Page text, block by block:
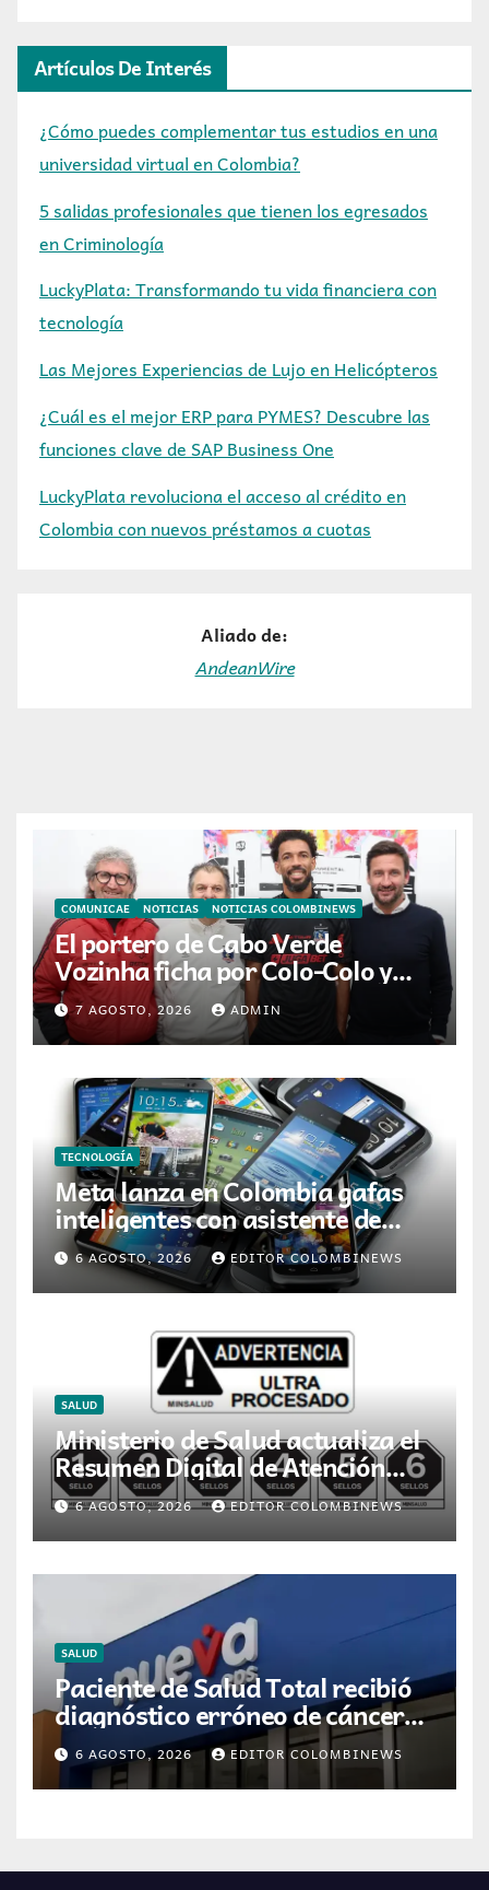
Artículos De Interés
¿Cómo puedes complementar tus estudios en una
universidad virtual en Colombia?
5 salidas profesionales que tienen los egresados
en Criminología
LuckyPlata: Transformando tu vida financiera con
tecnología
Las Mejores Experiencias de Lujo en Helicópteros
¿Cuál es el mejor ERP para PYMES? Descubre las
funciones clave de SAP Business One
LuckyPlata revoluciona el acceso al crédito en
Colombia con nuevos préstamos a cuotas
Aliado de:
AndeanWire
COMUNICAE NOTICIAS NOTICIAS COLOMBINEWS
El portero de Cabo Verde
Vozinha ficha por Colo-Colo y
JETOUR respalda su nueva
etapa
7 AGOSTO, 2026 ADMIN
TECNOLOGÍA
Meta lanza en Colombia gafas
inteligentes con asistente de
inteligencia artificial
6 AGOSTO, 2026 EDITOR COLOMBINEWS
SALUD
Ministerio de Salud actualiza el
Resumen Digital de Atención
para la dispensación de
medicamentos en Colombia
6 AGOSTO, 2026 EDITOR COLOMBINEWS
SALUD
Paciente de Salud Total recibió
diagnóstico erróneo de cáncer
por resultados de otra persona
6 AGOSTO, 2026 EDITOR COLOMBINEWS